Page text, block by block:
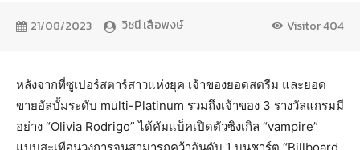
21/08/2023 วิชนี เสือพงษ์ Visitor404
หลังจากที่ซูเปอร์สตาร์สาวแห่งยุค เจ้าของยอดสตรีม และยอด
ขายอัลบั้มระดับ multi-Platinum รวมถึงเจ้าของ 3 รางวัลแกรมมี
อย่าง “Olivia Rodrigo” ได้คัมแบ็คเปิดตัวซิงเกิล “vampire”
แบบสะเทือนวงการจนสามารถคว้าอันดับ 1 บนชาร์ต “Billboard